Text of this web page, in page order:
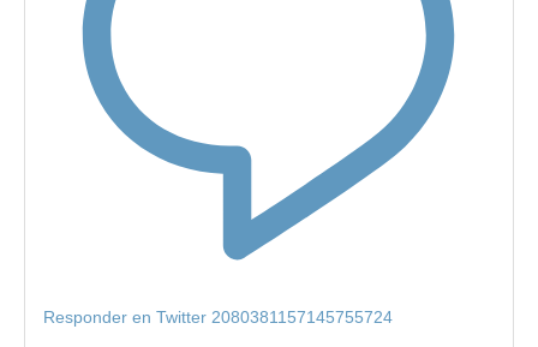
Responder en Twitter 2080381157145755724